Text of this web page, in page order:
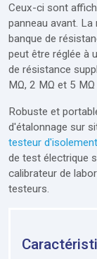
Ceux-ci sont
panneau avant.
banque de
peut être réglée à
de résistance
MΩ, 2 MΩ et 5 MΩ
Robuste et
d'étalonnage sur
testeur
de test électrique
calibrateur de
testeurs.